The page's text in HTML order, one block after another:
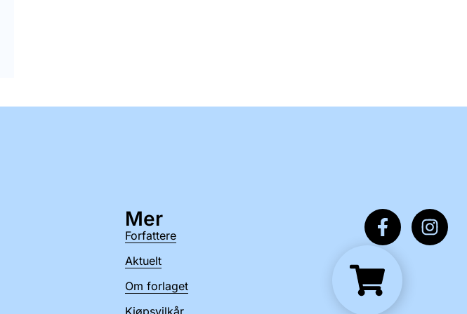
Mer
Forfattere
Aktuelt
Om forlaget
Kjøpsvilkår